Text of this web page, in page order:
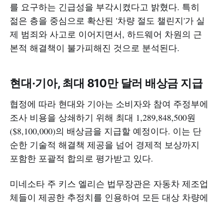
를 요구하는 긴급성을 부각시켰다고 밝혔다. 특히
젊은 층을 중심으로 확산된 '차량 절도 챌린지'가 실
제 범죄와 사고로 이어지면서, 하드웨어 차원의 근
본적 해결책이 불가피해진 것으로 분석된다.
현대·기아, 최대 810만 달러 배상금 지급
협정에 따라 현대와 기아는 소비자와 참여 주정부에
조사 비용을 상쇄하기 위해 최대 1,289,848,500원
($8,100,000)의 배상금을 지급할 예정이다. 이는 단
순한 기술적 해결책 제공을 넘어 경제적 보상까지
포함한 포괄적 합의로 평가받고 있다.
미네소타 주 키스 엘리슨 법무장관은 자동차 제조업
체들이 제공한 추정치를 인용하여 모든 대상 차량에